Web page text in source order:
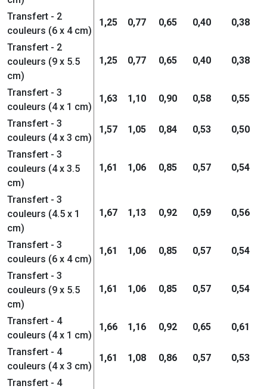
Transfert - 2
couleurs (6 x 4 cm)
1,25 0,77 0,65 0,40 0,38
Transfert - 2
couleurs (9 x 5.5
cm)
1,25 0,77 0,65 0,40 0,38
Transfert - 3
couleurs (4 x 1 cm)
1,63 1,10 0,90 0,58 0,55
Transfert - 3
couleurs (4 x 3 cm)
1,57 1,05 0,84 0,53 0,50
Transfert - 3
couleurs (4 x 3.5
cm)
1,61 1,06 0,85 0,57 0,54
Transfert - 3
couleurs (4.5 x 1
cm)
1,67 1,13 0,92 0,59 0,56
Transfert - 3
couleurs (6 x 4 cm)
1,61 1,06 0,85 0,57 0,54
Transfert - 3
couleurs (9 x 5.5
cm)
1,61 1,06 0,85 0,57 0,54
Transfert - 4
couleurs (4 x 1 cm)
1,66 1,16 0,92 0,65 0,61
Transfert - 4
couleurs (4 x 3 cm)
1,61 1,08 0,86 0,57 0,53
Transfert - 4